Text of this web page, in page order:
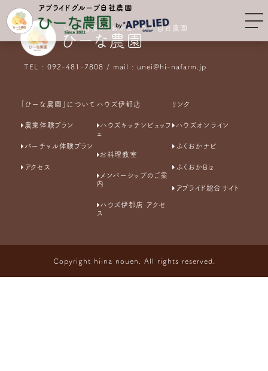
アプライドグループ自社農園
シティ情報ふくおか&ハウズ 自社農園
ひーな農園
TEL : 092-481-7808 / mail : unei@hi-nafarm.jp
「ひーな農園」について
農業体験プラン
バーチャル体験プラン
アクセス
ハウズ伊都店
ハウズキッチンビュッフ
ェ
お料理教室
メンバーシップのご案
内
ハウズ伊都店 アクセ
ス
リンク
ハウズオンライン
ふくおかナビ
ふくおかBiz
アプライド総合サイト
Copyright hiina nouen. All rights reserved.